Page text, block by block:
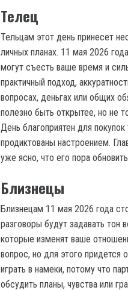
Телец
Тельцам этот день принесет
личных планах. 11 мая 2026
могут съесть ваше время и
практичный подход,
вопросах, деньгах или общих
полезно быть открытее, но не
День благоприятен для
продиктованы настроением.
уже ясно, что его пора
Близнецы
Близнецам 11 мая 2026 года
разговоры будут задавать тон
которые изменят ваше
вопрос, но для этого придется
играть в намеки, потому что
обсудить планы, чувства или